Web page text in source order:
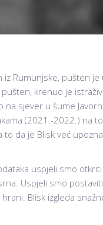
iz Rumunjske, pušten
krenuo je
na sjever u šume
(2021.-2022.) na
to da je Blisk već
uspjeli smo
Uspjeli smo
Blisk izgleda